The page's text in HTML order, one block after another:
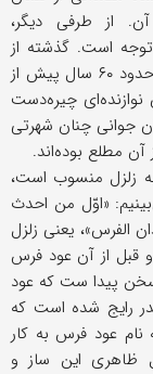
از طرفی دیگر،
توجه است. گذشته از
این، ولید بن یزید در ۱۲۶ ق درگذشته است، یعنی حدود ۶۰ سال پیش از
نوازنده‌ای چیره‌دست
جوانی چنان شهرتی
آن مطلع بوده‌اند.
زلزل منسوب است،
«اوّل من احدث
الفرس»، یعنی زلزل
قبل از آن عود فرس
مضمون این سخن پیدا ست که عود
رایج شده است که
نام عود فرس به کار
ظاهری این ساز و